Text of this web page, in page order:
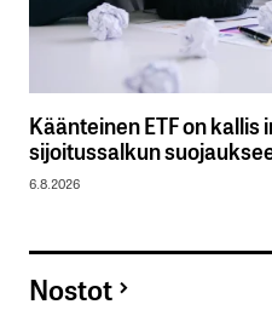
Käänteinen ETF on
sijoitussalkun
6.8.2026
Nostot